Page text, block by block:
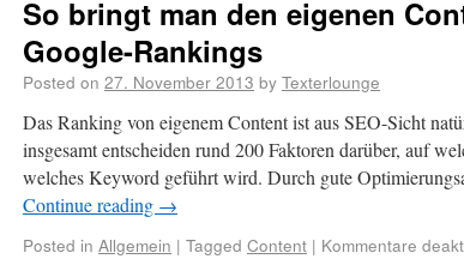
So bringt man den eigenen
Google-Rankings
Posted on 27. November 2013 by Texterlounge
Das Ranking von eigenem Content ist aus SEO-Sicht
insgesamt entscheiden rund 200 Faktoren darüber, auf
welches Keyword geführt wird. Durch gute
Continue reading →
Posted in Allgemein | Tagged Content | Kommentare